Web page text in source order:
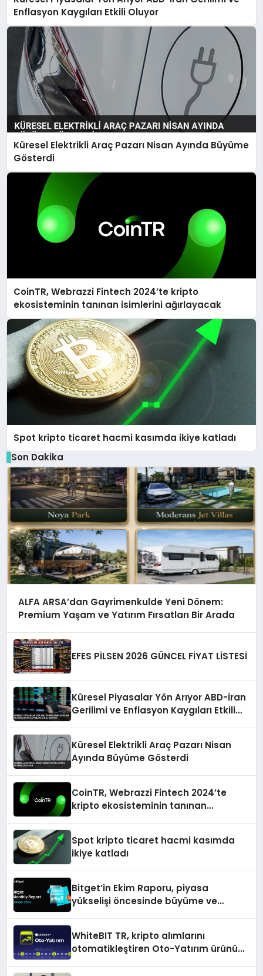
Enflasyon Kaygıları Etkili Oluyor
Küresel Elektrikli Araç Pazarı Nisan Ayında Büyüme
Gösterdi
CoinTR, Webrazzi Fintech 2024’te kripto
ekosisteminin tanınan isimlerini ağırlayacak
Spot kripto ticaret hacmi kasımda ikiye katladı
Son Dakika
ALFA ARSA’dan Gayrimenkulde Yeni Dönem:
Premium Yaşam ve Yatırım Fırsatları Bir Arada
EFES PİLSEN 2026 GÜNCEL FİYAT LİSTESİ
Küresel Piyasalar Yön Arıyor ABD-İran
Gerilimi ve Enflasyon Kaygıları Etkili
Küresel Elektrikli Araç Pazarı Nisan
Ayında Büyüme Gösterdi
CoinTR, Webrazzi Fintech 2024’te
kripto ekosisteminin tanınan
Spot kripto ticaret hacmi kasımda
ikiye katladı
Bitget’in Ekim Raporu, piyasa
yükselişi öncesinde büyüme ve
WhiteBIT TR, kripto alımlarını
otomatikleştiren Oto-Yatırım ürününü